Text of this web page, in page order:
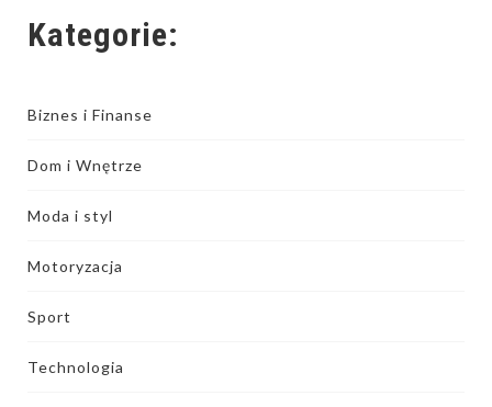
Kategorie:
Biznes i Finanse
Dom i Wnętrze
Moda i styl
Motoryzacja
Sport
Technologia